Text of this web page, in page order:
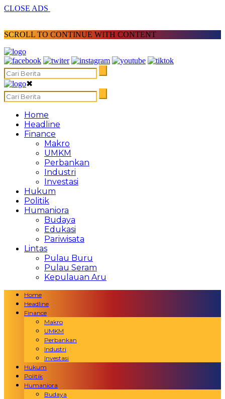
CLOSE ADS
SCROLL TO CONTINUE WITH CONTENT
✖
Home
Headline
Finance
Makro
UMKM
Perbankan
Industri
Investasi
Hukum
Politik
Humaniora
Budaya
Edukasi
Pariwisata
Lintas
Pulau Buru
Pulau Seram
Kepulauan Aru
Home
Headline
Finance
Makro
UMKM
Perbankan
Industri
Investasi
Hukum
Politik
Humaniora
Budaya